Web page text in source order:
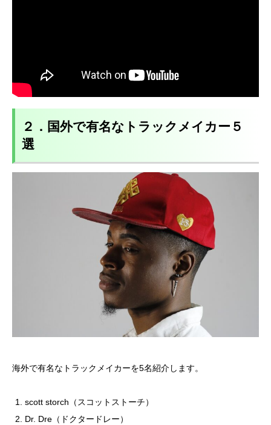
２．国外で有名なトラックメイカー５
選
海外で有名なトラックメイカーを5名紹介します。
scott storch（スコットストーチ）
Dr. Dre（ドクタードレー）